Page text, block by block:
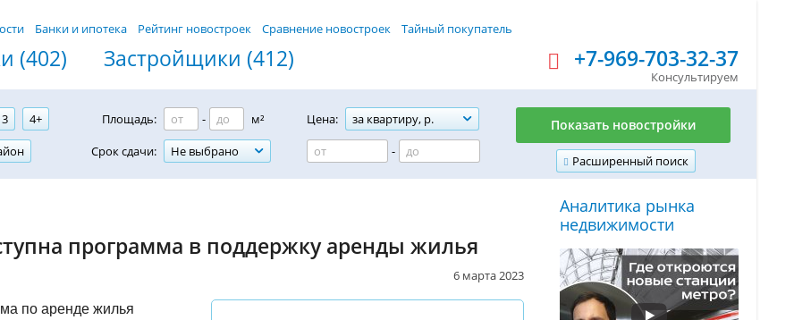
Банки и ипотека Рейтинг новостроек Сравнение новостроек Тайный покупатель
(402) Застройщики (412) +7-969-703-32-37
Консультируем
3
4+
Площадь: -
м²
Срок сдачи:
Не выбрано
Цена:
за квартиру, р.
-
Расширенный поиск
Показать новостройки
программа в поддержку аренды жилья
6 марта 2023
по аренде жилья
Аналитика рынка
недвижимости